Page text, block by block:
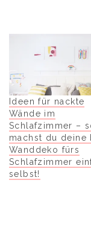
Ideen für nackte
Wände im
Schlafzimmer –
machst du deine
Wanddeko fürs
Schlafzimmer
selbst!